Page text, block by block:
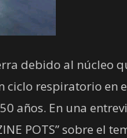
debido al núcleo
ciclo respiratorio en
años. En una
POTS” sobre el